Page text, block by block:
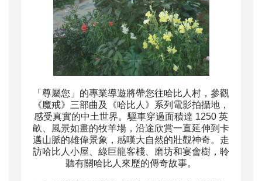
「尊屬您」的專業導遊將帶您往哈比人村，參觀
《魔戒》三部曲及《哈比人》系列電影拍攝地，
感受真實的中土世界。驅車穿過面積達 1250 英
畝、風景如畫的牧羊場，沿途欣賞一直延伸到卡
邁山脈的雄偉景象，感嘆大自然的壯觀神奇。走
訪哈比人小屋、綠巨龍客棧、磨坊和宴會樹，聆
聽有關哈比人來歷的傳奇故事。